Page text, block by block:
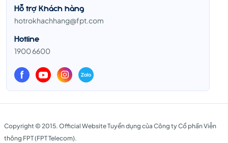
Hỗ trợ Khách hàng
hotrokhachhang@fpt.com
Hotline
1900 6600
Copyright © 2015. Official Website Tuyển dụng của Công ty Cổ phần Viễn
thông FPT (FPT Telecom).